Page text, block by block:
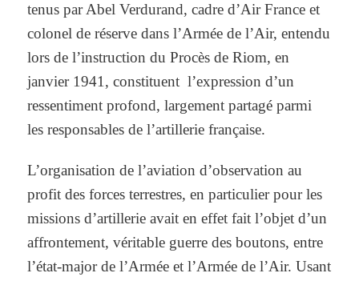
tenus par Abel Verdurand, cadre d’Air France et
colonel de réserve dans l’Armée de l’Air, entendu
lors de l’instruction du Procès de Riom, en
janvier 1941, constituent l’expression d’un
ressentiment profond, largement partagé parmi
les responsables de l’artillerie française.
L’organisation de l’aviation d’observation au
profit des forces terrestres, en particulier pour les
missions d’artillerie avait en effet fait l’objet d’un
affrontement, véritable guerre des boutons, entre
l’état-major de l’Armée et l’Armée de l’Air. Usant